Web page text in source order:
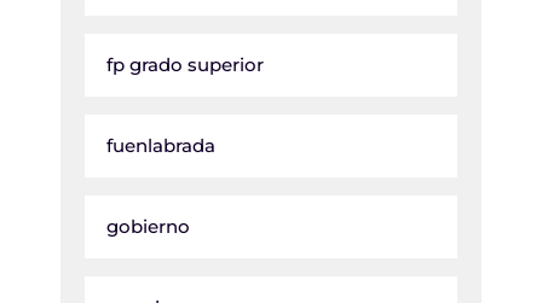
fp grado superior
fuenlabrada
gobierno